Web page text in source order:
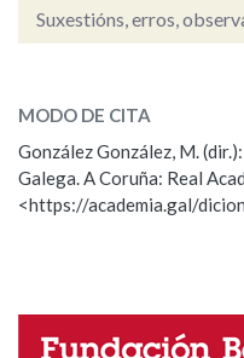
Na fraseoloxía
OUTRAS OPCIÓNS DE
Marcas gramaticais
Suxestións, erros,
ESCOLLE UNHA
Observación
Propoño mellorar a
Nome
MODO DE CITA
González González, M.
Galega. A Coruña: Real
<https://academia.gal/